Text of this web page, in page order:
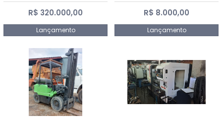
R$ 320.000,00
Lançamento
R$ 8.000,00
Lançamento